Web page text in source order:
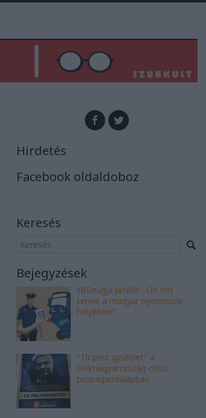
Hirdetés
Facebook oldaldoboz
Keresés
Bejegyzések
!!Bűnügyi Játék!! - Ön mit
tenne a magyar nyomozók
helyében?
"10 perc gyűlölet" a
Délmagyarország című
propagandalapban